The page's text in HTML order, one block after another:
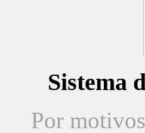
Sistema
Por